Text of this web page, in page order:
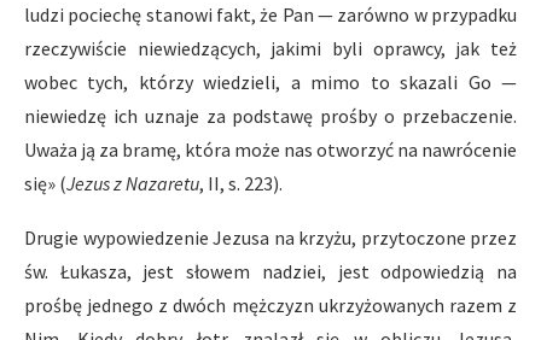
ludzi pociechę stanowi fakt, że Pan — zarówno w przypadku
rzeczywiście niewiedzących, jakimi byli oprawcy, jak też
wobec tych, którzy wiedzieli, a mimo to skazali Go —
niewiedzę ich uznaje za podstawę prośby o przebaczenie.
Uważa ją za bramę, która może nas otworzyć na nawrócenie
się» (Jezus z Nazaretu, II, s. 223).
Drugie wypowiedzenie Jezusa na krzyżu, przytoczone przez
św. Łukasza, jest słowem nadziei, jest odpowiedzią na
prośbę jednego z dwóch mężczyzn ukrzyżowanych razem z